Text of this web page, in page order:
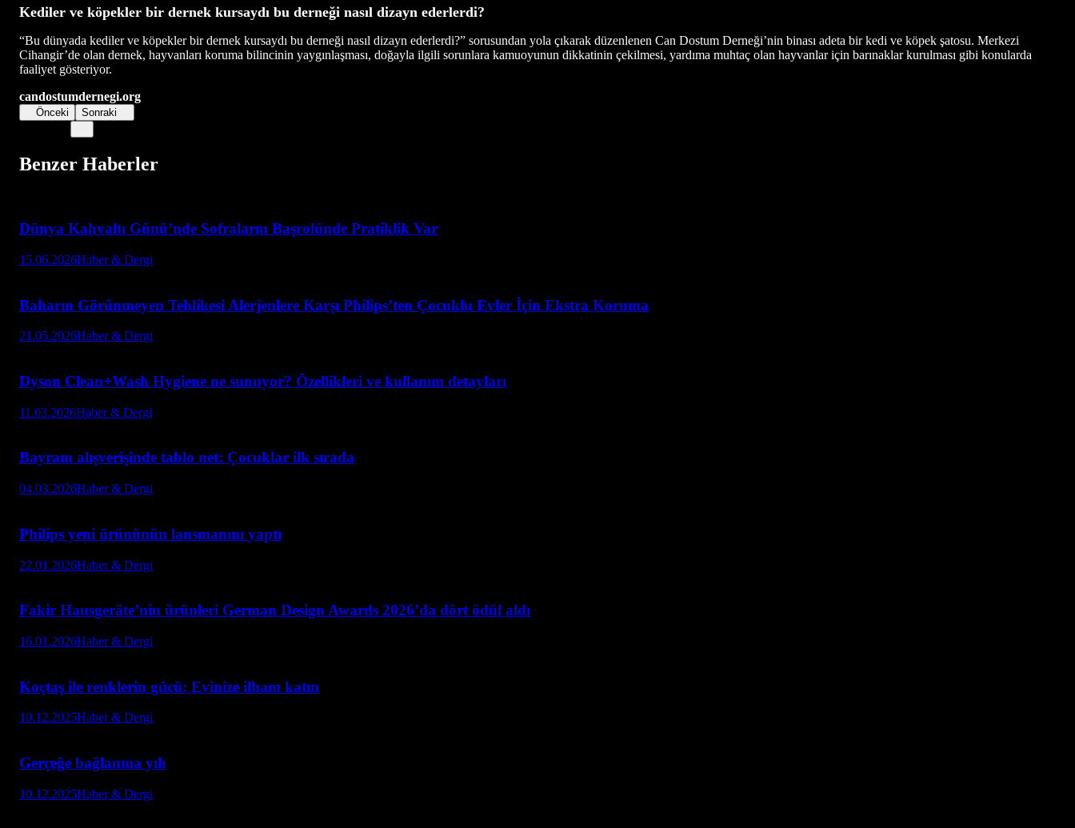
Kediler ve köpekler bir dernek kursaydı bu derneği nasıl dizayn ederlerdi?
“Bu dünyada kediler ve köpekler bir dernek kursaydı bu derneği nasıl dizayn ederlerdi?” sorusundan yola çıkarak düzenlenen Can Dostum Derneği’nin binası adeta bir kedi ve köpek şatosu. Merkezi
Cihangir’de olan dernek, hayvanları koruma bilincinin yaygınlaşması, doğayla ilgili sorunlara kamuoyunun dikkatinin çekilmesi, yardıma muhtaç olan hayvanlar için barınaklar kurulması gibi konularda
faaliyet gösteriyor.
candostumdernegi.org
Önceki Sonraki
Benzer Haberler
Dünya Kahvaltı Günü’nde Sofraların Başrolünde Pratiklik Var
15.06.2026Haber & Dergi
Baharın Görünmeyen Tehlikesi Alerjenlere Karşı Philips’ten Çocuklu Evler İçin Ekstra Koruma
21.05.2026Haber & Dergi
Dyson Clean+Wash Hygiene ne sunuyor? Özellikleri ve kullanım detayları
11.03.2026Haber & Dergi
Bayram alışverişinde tablo net: Çocuklar ilk sırada
04.03.2026Haber & Dergi
Philips yeni ürününün lansmanını yaptı
22.01.2026Haber & Dergi
Fakir Hausgeräte’nin ürünleri German Design Awards 2026’da dört ödül aldı
16.01.2026Haber & Dergi
Koçtaş ile renklerin gücü: Evinize ilham katın
10.12.2025Haber & Dergi
Gerçeğe bağlanma yılı
10.12.2025Haber & Dergi